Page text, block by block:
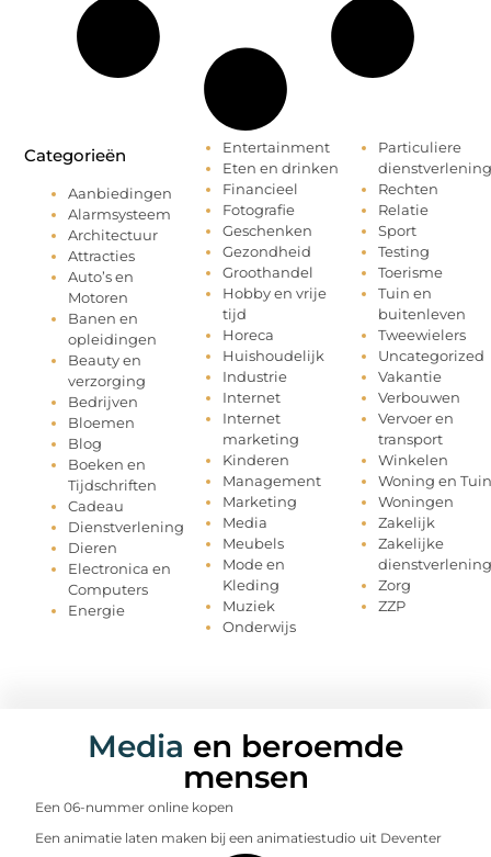
Categorieën
Aanbiedingen
Alarmsysteem
Architectuur
Attracties
Auto’s en
Motoren
Banen en
opleidingen
Beauty en
verzorging
Bedrijven
Bloemen
Blog
Boeken en
Tijdschriften
Cadeau
Dienstverlening
Dieren
Electronica en
Computers
Energie
Entertainment
Eten en drinken
Financieel
Fotografie
Geschenken
Gezondheid
Groothandel
Hobby en vrije
tijd
Horeca
Huishoudelijk
Industrie
Internet
Internet
marketing
Kinderen
Management
Marketing
Media
Meubels
Mode en
Kleding
Muziek
Onderwijs
Particuliere
dienstverlening
Rechten
Relatie
Sport
Testing
Toerisme
Tuin en
buitenleven
Tweewielers
Uncategorized
Vakantie
Verbouwen
Vervoer en
transport
Winkelen
Woning en Tuin
Woningen
Zakelijk
Zakelijke
dienstverlening
Zorg
ZZP
Media en beroemde
mensen
Een 06-nummer online kopen
Een animatie laten maken bij een animatiestudio uit Deventer